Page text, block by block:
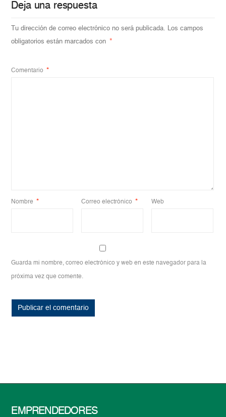
Deja una respuesta
Tu dirección de correo electrónico no será publicada. Los campos
obligatorios están marcados con *
Comentario *
Nombre * Correo electrónico * Web
Guarda mi nombre, correo electrónico y web en este navegador para la
próxima vez que comente.
EMPRENDEDORES